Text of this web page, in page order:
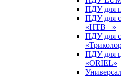
ПДУ для
ПДУ для
«НТВ +»
ПДУ для
ПДУ для
«ORIEL»